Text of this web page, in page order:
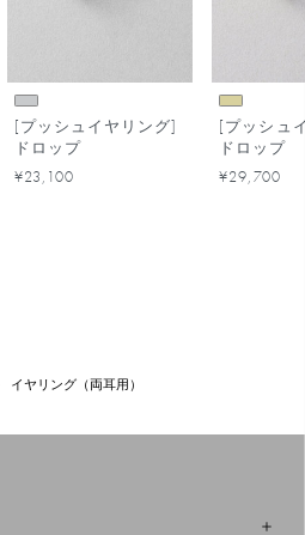
[プッシュイヤリング]
ドロップ
¥23,100
[プッシュ
ドロップ
¥29,700
イヤリング（両耳用）